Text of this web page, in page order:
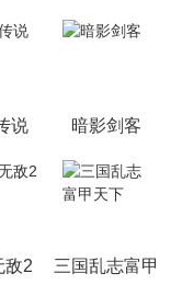
进入卡通元素，这也
说 暗影剑客
敌2 三国乱志富甲天